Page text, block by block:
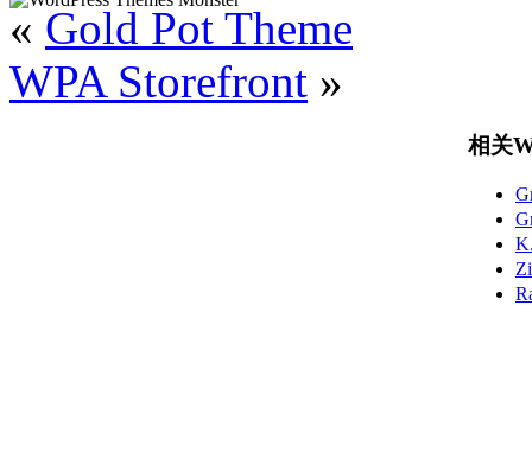
« Gold Pot Theme
WPA Storefront »
相关